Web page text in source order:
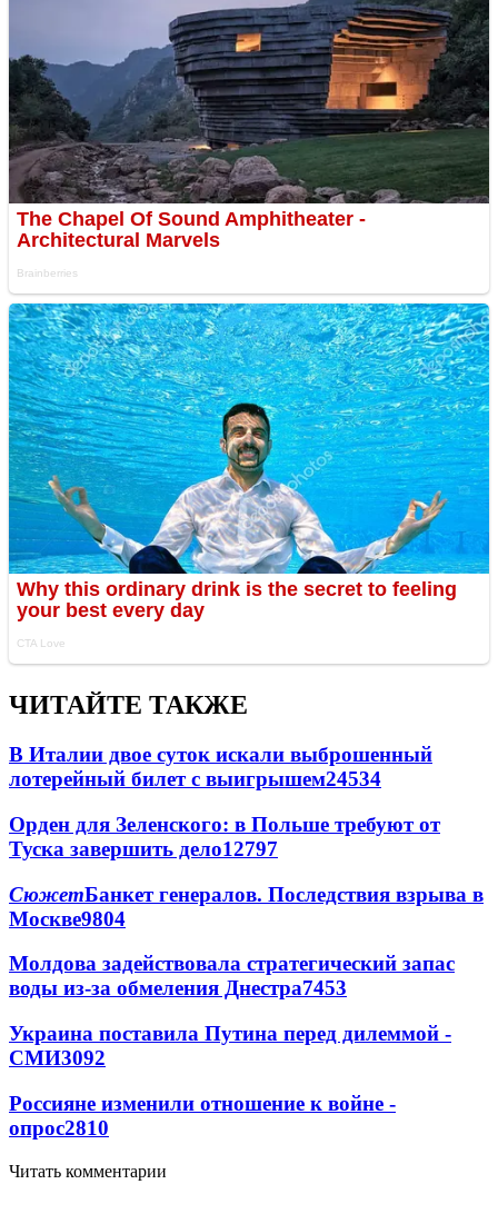
ЧИТАЙТЕ ТАКЖЕ
В Италии двое суток искали выброшенный
лотерейный билет с выигрышем24534
Орден для Зеленского: в Польше требуют от
Туска завершить дело12797
СюжетБанкет генералов. Последствия взрыва в
Москве9804
Молдова задействовала стратегический запас
воды из-за обмеления Днестра7453
Украина поставила Путина перед дилеммой -
СМИ3092
Россияне изменили отношение к войне -
опрос2810
Читать комментарии